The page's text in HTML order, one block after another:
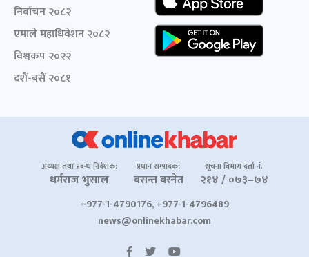
निर्वाचन २०८२
एमाले महाधिवेशन २०८२
विश्वकप २०२२
दशैं-बसैं २०८१
अध्यक्ष तथा प्रबन्ध निर्देशक:
धर्मराज भुसाल
प्रधान सम्पादक:
बसन्त बस्नेत
सूचना विभाग दर्ता नं.
२१४ / ०७३–७४
+977-1-4790176, +977-1-4796489
news@onlinekhabar.com